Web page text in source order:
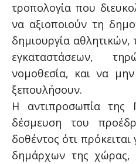
τροπολογία που
να αξιοποιούν τη
δημιουργία αθλητικών,
εγκαταστάσεων,
νομοθεσία, και να
ξεπουλήσουν.
Η αντιπροσωπία
δέσμευση του
δοθέντος ότι
δημάρχων της χώρας,